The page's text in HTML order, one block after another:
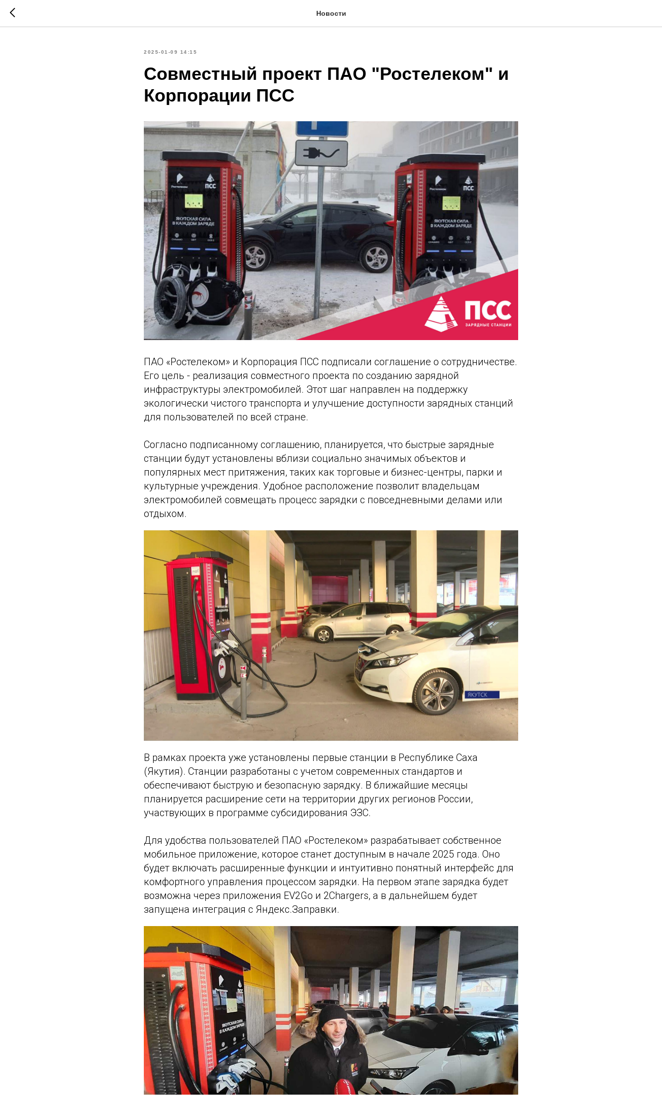
Новости
2025-01-09 14:15
Совместный проект ПАО "Ростелеком" и
Корпорации ПСС
ПАО «Ростелеком» и Корпорация ПСС подписали соглашение о сотрудничестве.
Его цель - реализация совместного проекта по созданию зарядной
инфраструктуры электромобилей. Этот шаг направлен на поддержку
экологически чистого транспорта и улучшение доступности зарядных станций
для пользователей по всей стране.
Согласно подписанному соглашению, планируется, что быстрые зарядные
станции будут установлены вблизи социально значимых объектов и
популярных мест притяжения, таких как торговые и бизнес-центры, парки и
культурные учреждения. Удобное расположение позволит владельцам
электромобилей совмещать процесс зарядки с повседневными делами или
отдыхом.
В рамках проекта уже установлены первые станции в Республике Саха
(Якутия). Станции разработаны с учетом современных стандартов и
обеспечивают быструю и безопасную зарядку. В ближайшие месяцы
планируется расширение сети на территории других регионов России,
участвующих в программе субсидирования ЭЗС.
Для удобства пользователей ПАО «Ростелеком» разрабатывает собственное
мобильное приложение, которое станет доступным в начале 2025 года. Оно
будет включать расширенные функции и интуитивно понятный интерфейс для
комфортного управления процессом зарядки. На первом этапе зарядка будет
возможна через приложения EV2Go и 2Chargers, а в дальнейшем будет
запущена интеграция с Яндекс.Заправки.